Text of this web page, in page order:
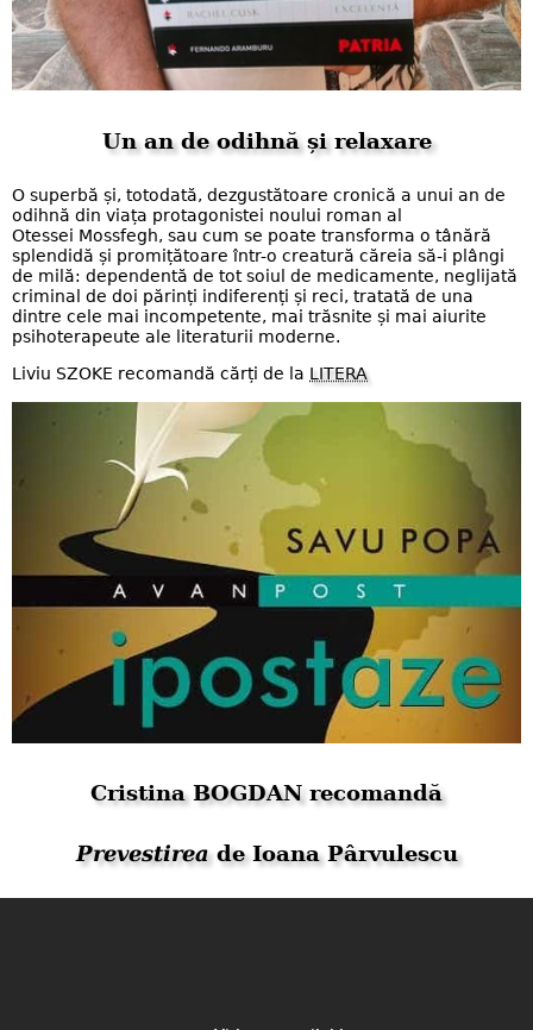
Un an de odihnă și relaxare
O superbă și, totodată, dezgustătoare cronică a unui an de
odihnă din viața protagonistei noului roman al
Otessei Mossfegh, sau cum se poate transforma o tânără
splendidă și promițătoare într-o creatură căreia să-i plângi
de milă: dependentă de tot soiul de medicamente, neglijată
criminal de doi părinți indiferenți și reci, tratată de una
dintre cele mai incompetente, mai trăsnite și mai aiurite
psihoterapeute ale literaturii moderne.
Liviu SZOKE recomandă cărți de la LITERA
Cristina BOGDAN recomandă
Prevestireade Ioana Pârvulescu